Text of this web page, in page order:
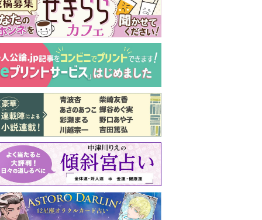
の棲家までどうす
る？60代からの家
モンダイ
最新号
バックナンバー
注目トピ
結婚1か月で離婚を決めました。本当に
よかったのでしょうか
義実家について、義弟が私へ怒りのLINE